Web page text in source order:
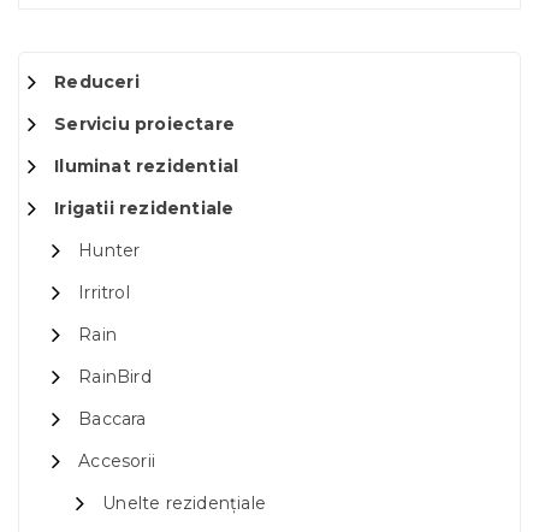
Reduceri
Serviciu proiectare
Iluminat rezidential
Irigatii rezidentiale
Hunter
Irritrol
Rain
RainBird
Baccara
Accesorii
Unelte rezidențiale